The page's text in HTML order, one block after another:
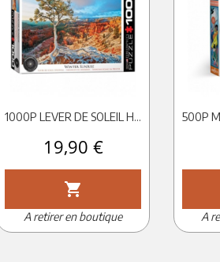
1000P LEVER DE SOLEIL HIVERNAL - EUROGRAPHICS
Prix
19,90 €
shopping_cart
A retirer en boutique A